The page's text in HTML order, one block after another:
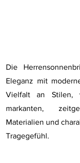
Die
Eleganz mit
Vielfalt an Stilen,
markanten,
Materialien und
Tragegefühl.